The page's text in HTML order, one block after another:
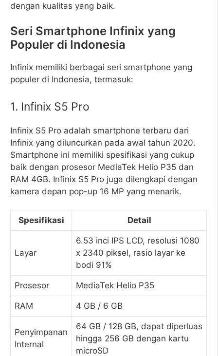
dengan kualitas yang baik.
Seri Smartphone Infinix yang
Populer di Indonesia
Infinix memiliki berbagai seri smartphone yang
populer di Indonesia, termasuk:
1. Infinix S5 Pro
Infinix S5 Pro adalah smartphone terbaru dari
Infinix yang diluncurkan pada awal tahun 2020.
Smartphone ini memiliki spesifikasi yang cukup
baik dengan prosesor MediaTek Helio P35 dan
RAM 4GB. Infinix S5 Pro juga dilengkapi dengan
kamera depan pop-up 16 MP yang menarik.
Spesifikasi Detail
Layar
6.53 inci IPS LCD, resolusi 1080
x 2340 piksel, rasio layar ke
bodi 91%
Prosesor MediaTek Helio P35
RAM 4 GB / 6 GB
Penyimpanan
Internal
64 GB / 128 GB, dapat diperluas
hingga 256 GB dengan kartu
microSD